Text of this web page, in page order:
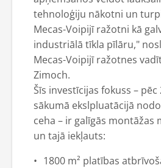
tehnoloģiju nākotni un
Mecas-Voipijī ražotni kā
industriālā tīkla pīlāru,"
Mecas-Voipijī ražotnes
Zimoch.
Šīs investīcijas fokuss – pēc
sākumā ekslpluatācijā
ceha – ir galīgās montāžas
un tajā iekļauts:
1800 m² platības